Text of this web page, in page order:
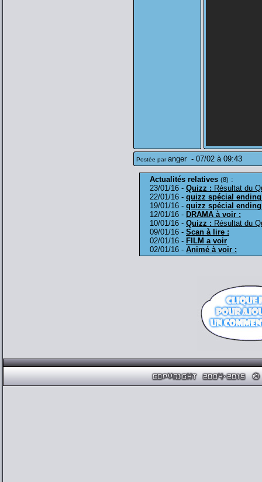
Postée paranger - 07/02 à 09:43
Actualités relatives (8) :
23/01/16 - Quizz : Résultat du
22/01/16 - quizz spécial
19/01/16 - quizz spécial
12/01/16 - DRAMA à voir :
10/01/16 - Quizz : Résultat du
09/01/16 - Scan à lire :
02/01/16 - FILM a voir
02/01/16 - Animé à voir :